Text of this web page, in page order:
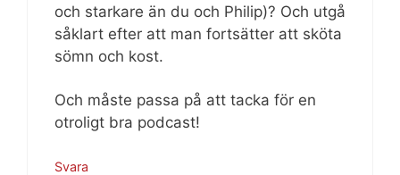
och starkare än du och Philip)? Och utgå
såklart efter att man fortsätter att sköta
sömn och kost.
Och måste passa på att tacka för en
otroligt bra podcast!
Svara